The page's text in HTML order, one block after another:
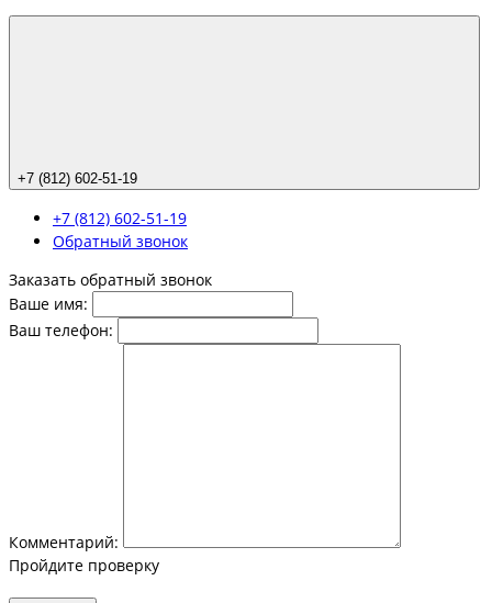
+7 (812) 602-51-19
+7 (812) 602-51-19
Обратный звонок
Заказать обратный звонок
Ваше имя:
Ваш телефон:
Комментарий:
Пройдите проверку